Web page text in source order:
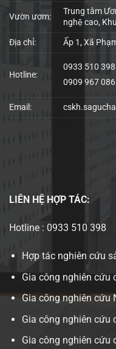
Vườn ươm:
Trung tâm
nghệ cao,
Địa chỉ: Ấp 1, Xã
Hotline:
0933 510
0909 967
Email:
LIÊN HỆ HỢP TÁC:
Hotline : 0933 510 398
Hợp tác nghiên cứu
Gia công nghiên cứu
Gia công nghiên cứu
Gia công nghiên cứu
Gia công nghiên cứu